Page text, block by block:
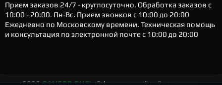
Прием заказов 24/7 - круглосуточно. Обработка заказов с
10:00 - 20:00. Пн-Вс. Прием звонков с 10:00 до 20:00
Ежедневно по Московскому времени. Техническая помощь
и консультация по электронной почте с 10:00 до 20:00